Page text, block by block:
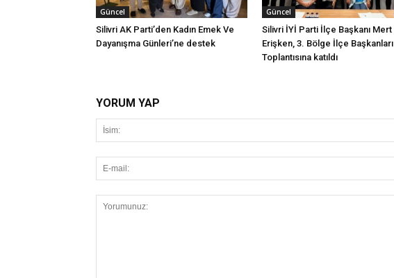
Güncel
Silivri AK Parti’den Kadın Emek Ve
Dayanışma Günleri’ne destek
Güncel
Silivri İYİ Parti İlçe Başkanı Mert
Erişken, 3. Bölge İlçe Başkanları
Toplantısına katıldı
YORUM YAP